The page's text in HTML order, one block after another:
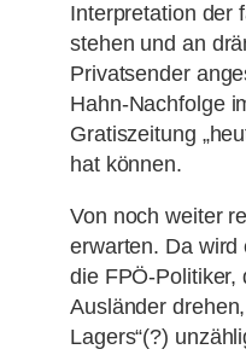
Interpretation der
stehen und an
Privatsender
Hahn-Nachfolge
Gratiszeitung
hat können.
Von noch weiter
erwarten. Da wird
die FPÖ-Politiker,
Ausländer
Lagers“(?)